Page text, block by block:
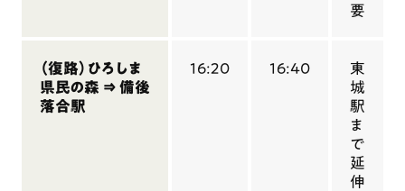
要
（復路）ひろしま
県民の森 ⇒ 備後
落合駅
16:20 16:40
東
城
駅
ま
で
延
伸